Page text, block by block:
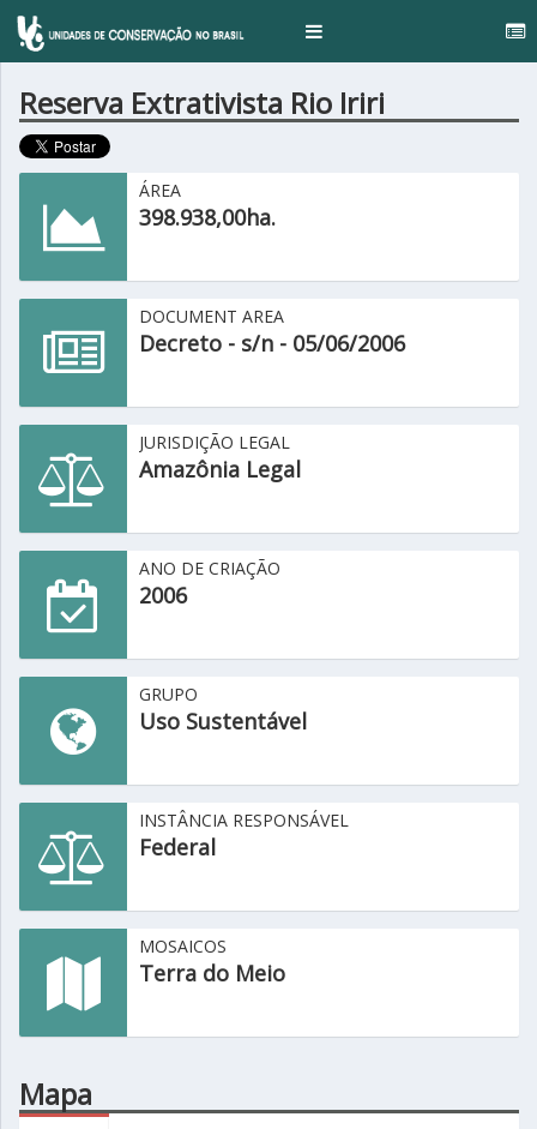
Toggle
Reserva Extrativista Rio Iriri
ÁREA
398.938,00ha.
DOCUMENT AREA
Decreto - s/n - 05/06/2006
JURISDIÇÃO LEGAL
Amazônia Legal
ANO DE CRIAÇÃO
2006
GRUPO
Uso Sustentável
INSTÂNCIA RESPONSÁVEL
Federal
MOSAICOS
Terra do Meio
Mapa